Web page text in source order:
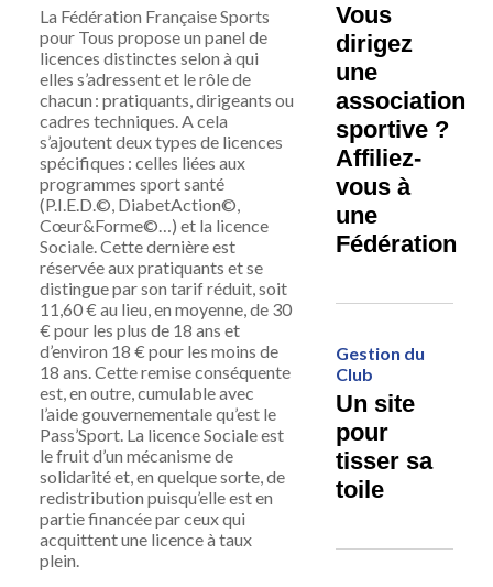
La Fédération Française Sports
pour Tous propose un panel de
licences distinctes selon à qui
elles s’adressent et le rôle de
chacun : pratiquants, dirigeants ou
cadres techniques. A cela
s’ajoutent deux types de licences
spécifiques : celles liées aux
programmes sport santé
(P.I.E.D.©, DiabetAction©,
Cœur&Forme©…) et la licence
Sociale. Cette dernière est
réservée aux pratiquants et se
distingue par son tarif réduit, soit
11,60 € au lieu, en moyenne, de 30
€ pour les plus de 18 ans et
d’environ 18 € pour les moins de
18 ans. Cette remise conséquente
est, en outre, cumulable avec
l’aide gouvernementale qu’est le
Pass’Sport. La licence Sociale est
le fruit d’un mécanisme de
solidarité et, en quelque sorte, de
redistribution puisqu’elle est en
partie financée par ceux qui
acquittent une licence à taux
plein.
Vous
dirigez
une
association
sportive ?
Affiliez-
vous à
une
Fédération
Gestion du
Club
Un site
pour
tisser sa
toile